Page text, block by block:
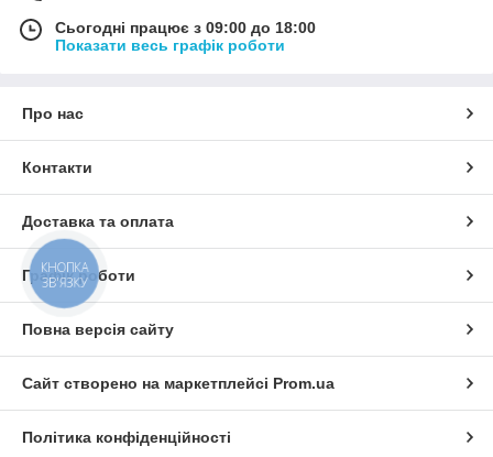
Сьогодні працює з 09:00 до 18:00
Показати весь графік роботи
Про нас
Контакти
Доставка та оплата
Графік роботи
Повна версія сайту
Сайт створено на маркетплейсі Prom.ua
Політика конфіденційності
КНОПКА
ЗВ'ЯЗКУ